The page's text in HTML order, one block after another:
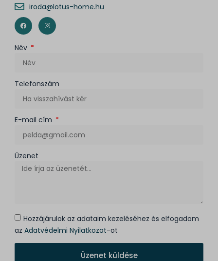
iroda@lotus-home.hu
Név
Telefonszám
E-mail cím
Üzenet
Hozzájárulok az adataim kezeléséhez és elfogadom
az Adatvédelmi Nyilatkozat-ot
Üzenet küldése